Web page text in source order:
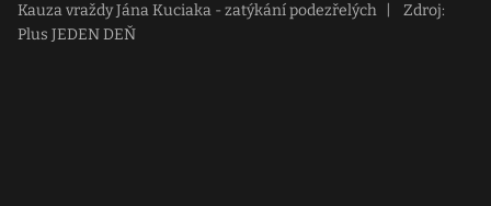
Kauza vraždy Jána Kuciaka - zatýkání podezřelých
Zdroj:
Plus JEDEN DEŇ